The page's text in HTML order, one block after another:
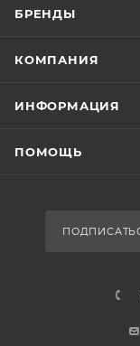
БРЕНДЫ
КОМПАНИЯ
ИНФОРМАЦИЯ
ПОМОЩЬ